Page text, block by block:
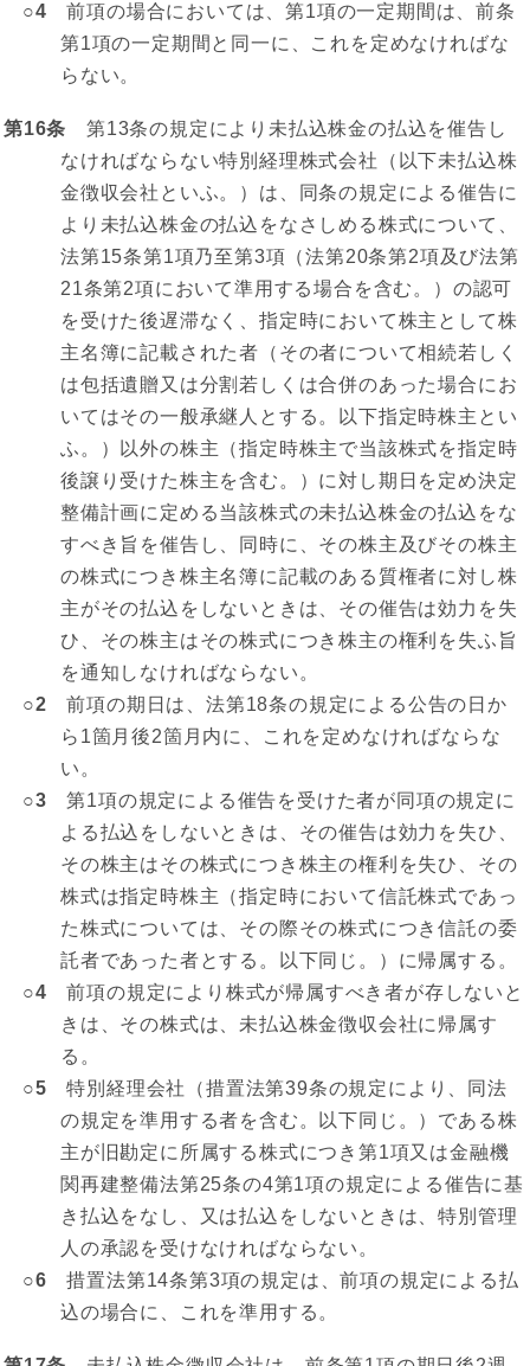
○4 前項の場合においては、第1項の一定期間は、前条
第1項の一定期間と同一に、これを定めなければな
らない。
第16条 第13条の規定により未払込株金の払込を催告し
なければならない特別経理株式会社（以下未払込株
金徴収会社といふ。）は、同条の規定による催告に
より未払込株金の払込をなさしめる株式について、
法第15条第1項乃至第3項（法第20条第2項及び法第
21条第2項において準用する場合を含む。）の認可
を受けた後遅滞なく、指定時において株主として株
主名簿に記載された者（その者について相続若しく
は包括遺贈又は分割若しくは合併のあった場合にお
いてはその一般承継人とする。以下指定時株主とい
ふ。）以外の株主（指定時株主で当該株式を指定時
後譲り受けた株主を含む。）に対し期日を定め決定
整備計画に定める当該株式の未払込株金の払込をな
すべき旨を催告し、同時に、その株主及びその株主
の株式につき株主名簿に記載のある質権者に対し株
主がその払込をしないときは、その催告は効力を失
ひ、その株主はその株式につき株主の権利を失ふ旨
を通知しなければならない。
○2 前項の期日は、法第18条の規定による公告の日か
ら1箇月後2箇月内に、これを定めなければならな
い。
○3 第1項の規定による催告を受けた者が同項の規定に
よる払込をしないときは、その催告は効力を失ひ、
その株主はその株式につき株主の権利を失ひ、その
株式は指定時株主（指定時において信託株式であっ
た株式については、その際その株式につき信託の委
託者であった者とする。以下同じ。）に帰属する。
○4 前項の規定により株式が帰属すべき者が存しないと
きは、その株式は、未払込株金徴収会社に帰属す
る。
○5 特別経理会社（措置法第39条の規定により、同法
の規定を準用する者を含む。以下同じ。）である株
主が旧勘定に所属する株式につき第1項又は金融機
関再建整備法第25条の4第1項の規定による催告に基
き払込をなし、又は払込をしないときは、特別管理
人の承認を受けなければならない。
○6 措置法第14条第3項の規定は、前項の規定による払
込の場合に、これを準用する。